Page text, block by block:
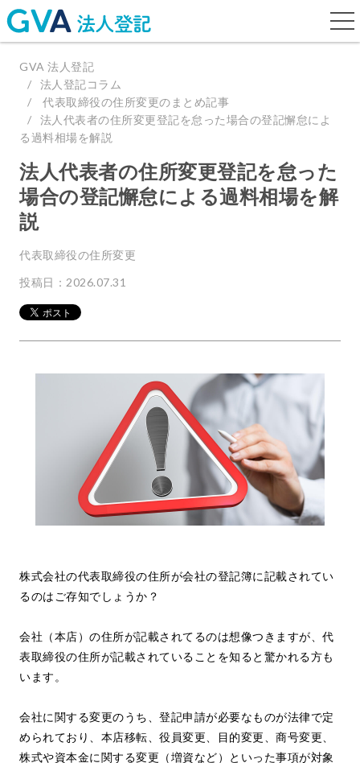
GVA 法人登記
法人登記コラム
代表取締役の住所変更のまとめ記事
法人代表者の住所変更登記を怠った場合の登記懈怠によ
る過料相場を解説
法人代表者の住所変更登記を怠った
場合の登記懈怠による過料相場を解
説
代表取締役の住所変更
投稿日：2026.07.31
株式会社の代表取締役の住所が会社の登記簿に記載されてい
るのはご存知でしょうか？
会社（本店）の住所が記載されてるのは想像つきますが、代
表取締役の住所が記載されていることを知ると驚かれる方も
います。
会社に関する変更のうち、登記申請が必要なものが法律で定
められており、本店移転、役員変更、目的変更、商号変更、
株式や資本金に関する変更（増資など）といった事項が対象